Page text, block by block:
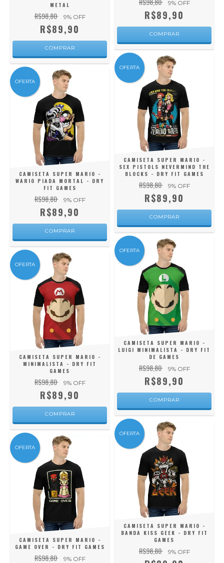
METAL
R$98,80 9% OFF
R$89,90
COMPRAR
9% OFF
R$89,90
COMPRAR
OFERTA
CAMISETA SUPER MARIO -
WARIO PIADA MORTAL - DRY
FIT GAMES
R$98,80 9% OFF
R$89,90
COMPRAR
OFERTA
CAMISETA SUPER MARIO -
SEX PISTOLS NEVERMIND THE
BLOCKS - DRY FIT GAMES
R$98,80 9% OFF
R$89,90
COMPRAR
OFERTA
CAMISETA SUPER MARIO -
MINIMALISTA - DRY FIT
GAMES
R$98,80 9% OFF
R$89,90
COMPRAR
OFERTA
CAMISETA SUPER MARIO -
LUIGI MINIMALISTA - DRY FIT
DE GAMES
R$98,80 9% OFF
R$89,90
COMPRAR
OFERTA
CAMISETA SUPER MARIO -
GAME OVER - DRY FIT GAMES
R$98,80 9% OFF
OFERTA
CAMISETA SUPER MARIO -
BANDA KISS GEEK - DRY FIT
GAMES
R$98,80 9% OFF